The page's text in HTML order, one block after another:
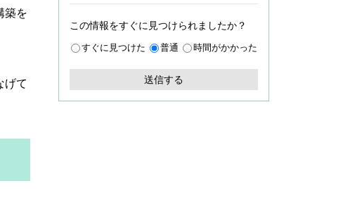
築を
げて
この情報をすぐに見つけられましたか？
すぐに見つけた 普通 時間がかかった